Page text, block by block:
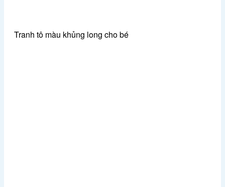
Tranh tô màu khủng long cho bé